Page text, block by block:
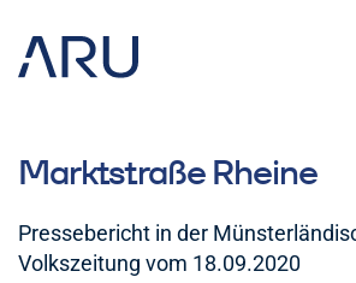
Marktstraße Rheine
Pressebericht in der
Volkszeitung vom 18.09.2020